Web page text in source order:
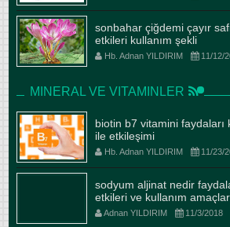
sonbahar çiğdemi çayır
etkileri kullanım şekli
Hb. Adnan YILDIRIM 11/12/
MINERAL VE VITAMINLER
biotin b7 vitamini faydaları
ile etkileşimi
Hb. Adnan YILDIRIM 11/23/
sodyum aljinat nedir
etkileri ve kullanım
Adnan YILDIRIM 11/3/2018